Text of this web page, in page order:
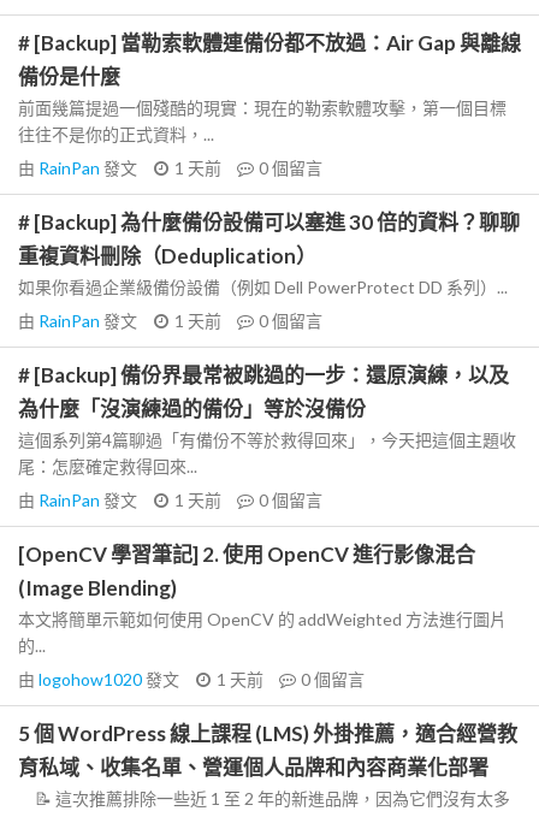
# [Backup] 當勒索軟體連備份都不放過：Air Gap 與離線
備份是什麼
前面幾篇提過一個殘酷的現實：現在的勒索軟體攻擊，第一個目標
往往不是你的正式資料，...
由 RainPan 發文 1 天前 0個留言
# [Backup] 為什麼備份設備可以塞進 30 倍的資料？聊聊
重複資料刪除（Deduplication）
如果你看過企業級備份設備（例如 Dell PowerProtect DD 系列）...
由 RainPan 發文 1 天前 0個留言
# [Backup] 備份界最常被跳過的一步：還原演練，以及
為什麼「沒演練過的備份」等於沒備份
這個系列第4篇聊過「有備份不等於救得回來」，今天把這個主題收
尾：怎麼確定救得回來...
由 RainPan 發文 1 天前 0個留言
[OpenCV 學習筆記] 2. 使用 OpenCV 進行影像混合
(Image Blending)
本文將簡單示範如何使用 OpenCV 的 addWeighted 方法進行圖片
的...
由 logohow1020發文 1 天前 0個留言
5 個 WordPress 線上課程 (LMS) 外掛推薦，適合經營教
育私域、收集名單、營運個人品牌和內容商業化部署
📝 這次推薦排除一些近 1 至 2 年的新進品牌，因為它們沒有太多